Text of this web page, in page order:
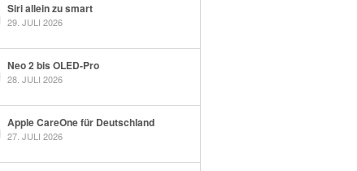
Siri allein zu smart
29. JULI 2026
Neo 2 bis OLED-Pro
28. JULI 2026
Apple CareOne für Deutschland
27. JULI 2026